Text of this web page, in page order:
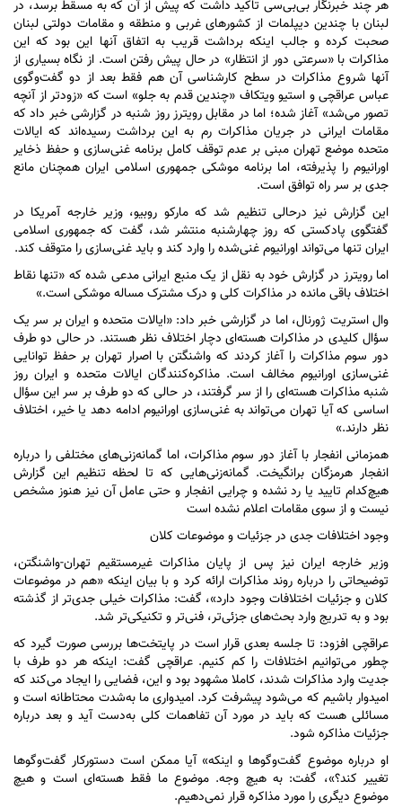
هر چند خبرنگار بی‌بی‌سی تاکید داشت که پیش از آن که به مسقط برسد، در
لبنان با چندین دیپلمات از کشور‌های غربی و منطقه و مقامات دولتی لبنان
صحبت کرده و جالب اینکه برداشت قریب به اتفاق آنها این بود که این
مذاکرات با «سرعتی دور از انتظار» در حال پیش رفتن است. از نگاه بسیاری از
آنها شروع مذاکرات در سطح کارشناسی آن هم فقط بعد از دو گفت‌وگوی
عباس عراقچی و استیو ویتکاف «چندین قدم به جلو» است که «زودتر از آنچه
تصور می‌شد» آغاز شده؛ اما در مقابل رویترز روز شنبه در گزارشی خبر داد که
مقامات ایرانی در جریان مذاکرات رم به این برداشت رسیده‌اند که ایالات
متحده موضع تهران مبنی بر عدم توقف کامل برنامه غنی‌سازی و حفظ ذخایر
اورانیوم را پذیرفته، اما برنامه موشکی جمهوری اسلامی ایران همچنان مانع
جدی بر سر راه توافق است.
این گزارش نیز درحالی تنظیم شد که مارکو روبیو، وزیر خارجه آمریکا در
گفتگوی پادکستی که روز چهارشنبه منتشر شد، گفت که جمهوری اسلامی
ایران تنها می‌تواند اورانیوم غنی‌شده را وارد کند و باید غنی‌سازی را متوقف کند.
اما رویترز در گزارش خود به نقل از یک منبع ایرانی مدعی شده که «تنها نقاط
اختلاف باقی مانده در مذاکرات کلی و درک مشترک مساله موشکی است.»
وال استریت ژورنال، اما در گزارشی خبر داد: «ایالات متحده و ایران بر سر یک
سؤال کلیدی در مذاکرات هسته‌ای دچار اختلاف نظر هستند. در حالی دو طرف
دور سوم مذاکرات را آغاز کردند که واشنگتن با اصرار تهران بر حفظ توانایی
غنی‌سازی اورانیوم مخالف است. مذاکره‌کنندگان ایالات متحده و ایران روز
شنبه مذاکرات هسته‌ای را از سر گرفتند، در حالی که دو طرف بر سر این سؤال
اساسی که آیا تهران می‌تواند به غنی‌سازی اورانیوم ادامه دهد یا خیر، اختلاف
نظر دارند.»
همزمانی انفجار با آغاز دور سوم مذاکرات، اما گمانه‌زنی‌های مختلفی را درباره
انفجار هرمزگان برانگیخت. گمانه‌زنی‌هایی که تا لحظه تنظیم این گزارش
هیچ‌کدام تایید یا رد نشده و چرایی انفجار و حتی عامل آن نیز هنوز مشخص
نیست و از سوی مقامات اعلام نشده است
وجود اختلافات جدی در جزئیات و موضوعات کلان
وزیر خارجه ایران نیز پس از پایان مذاکرات غیرمستقیم تهران-واشنگتن،
توضیحاتی را درباره روند مذاکرات ارائه کرد و با بیان اینکه «هم در موضوعات
کلان و جزئیات اختلافات وجود دارد»، گفت: مذاکرات خیلی جدی‌تر از گذشته
بود و به تدریج وارد بحث‌های جزئی‌تر، فنی‌تر و تکنیکی‌تر شد.
عراقچی افزود: تا جلسه بعدی قرار است در پایتخت‌ها بررسی صورت گیرد که
چطور می‌توانیم اختلافات را کم کنیم. عراقچی گفت: اینکه هر دو طرف با
جدیت وارد مذاکرات شدند، کاملا مشهود بود و این، فضایی را ایجاد می‌کند که
امیدوار باشیم که می‌شود پیشرفت کرد. امیدواری ما به‌شدت محتاطانه است و
مسائلی هست که باید در مورد آن تفاهمات کلی به‌دست آید و بعد درباره
جزئیات مذاکره شود.
او درباره موضوع گفت‌و‌گو‌ها و اینکه» آیا ممکن است دستورکار گفت‌و‌گو‌ها
تغییر کند؟»، گفت: به هیچ وجه. موضوع ما فقط هسته‌ای است و هیچ
موضوع دیگری را مورد مذاکره قرار نمی‌دهیم.